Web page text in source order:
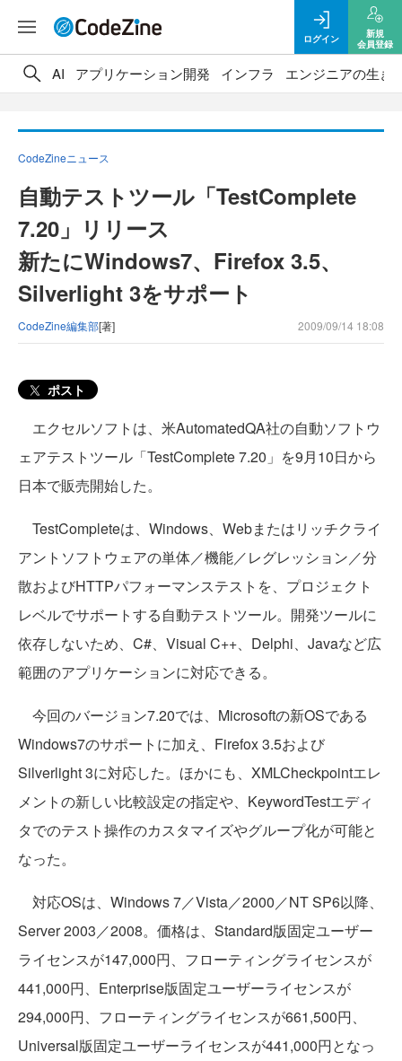
ログイン
新規
会員登録
AI アプリケーション開発 インフラ エンジニアの生き
CodeZineニュース
自動テストツール「TestComplete
7.20」リリース
新たにWindows7、Firefox 3.5、
Silverlight 3をサポート
CodeZine編集部[著] 2009/09/14 18:08
ポスト
エクセルソフトは、米AutomatedQA社の自動ソフトウ
ェアテストツール「TestComplete 7.20」を9月10日から
日本で販売開始した。
TestCompleteは、Windows、Webまたはリッチクライ
アントソフトウェアの単体／機能／レグレッション／分
散およびHTTPパフォーマンステストを、プロジェクト
レベルでサポートする自動テストツール。開発ツールに
依存しないため、C#、Visual C++、Delphi、Javaなど広
範囲のアプリケーションに対応できる。
今回のバージョン7.20では、Microsoftの新OSである
Windows7のサポートに加え、Firefox 3.5および
Silverlight 3に対応した。ほかにも、XMLCheckpointエレ
メントの新しい比較設定の指定や、KeywordTestエディ
タでのテスト操作のカスタマイズやグループ化が可能と
なった。
対応OSは、Windows 7／Vista／2000／NT SP6以降、
Server 2003／2008。価格は、Standard版固定ユーザー
ライセンスが147,000円、フローティングライセンスが
441,000円、Enterprise版固定ユーザーライセンスが
294,000円、フローティングライセンスが661,500円、
Universal版固定ユーザーライセンスが441,000円となっ